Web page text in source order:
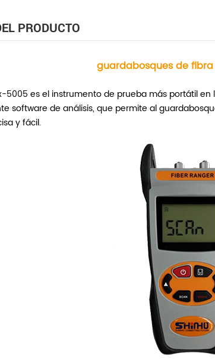
PRODUCTO
guardabosques de
5005 es el instrumento de prueba más portátil
software de análisis, que permite al
y fácil.